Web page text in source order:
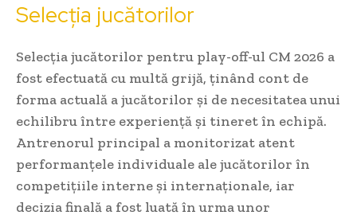
Selecția jucătorilor
Selecția jucătorilor pentru play-off-ul CM 2026 a
fost efectuată cu multă grijă, ținând cont de
forma actuală a jucătorilor și de necesitatea unui
echilibru între experiență și tineret în echipă.
Antrenorul principal a monitorizat atent
performanțele individuale ale jucătorilor în
competițiile interne și internaționale, iar
decizia finală a fost luată în urma unor